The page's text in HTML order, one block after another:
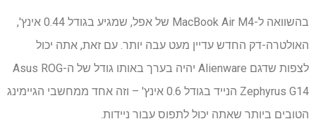
בהשוואה ל-MacBook Air M4 של אפל, שמגיע בגודל 0.44 אינץ',
האולטרה-דק החדש עדיין מעט עבה יותר. עם זאת, אתה יכול
לצפות שדגם Alienware יהיה בערך באותו גודל של ה-Asus ROG
Zephyrus G14 הנייד בגודל 0.6 אינץ' – וזה אחד ממחשבי הגיימינג
הטובים ביותר שאתה יכול לתפוס עבור ניידות.